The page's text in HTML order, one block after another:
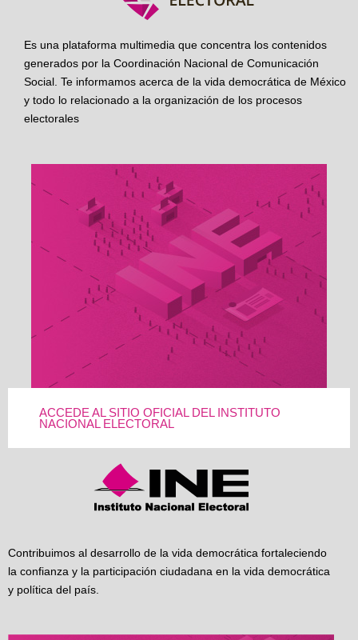
Es una plataforma multimedia que concentra los contenidos
generados por la Coordinación Nacional de Comunicación
Social. Te informamos acerca de la vida democrática de México
y todo lo relacionado a la organización de los procesos
electorales
ACCEDE AL SITIO OFICIAL DEL INSTITUTO
NACIONAL ELECTORAL
Contribuimos al desarrollo de la vida democrática fortaleciendo
la confianza y la participación ciudadana en la vida democrática
y política del país.